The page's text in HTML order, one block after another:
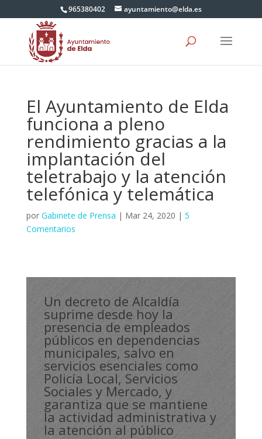
965380402 ayuntamiento@elda.es
El Ayuntamiento de Elda
funciona a pleno
rendimiento gracias a la
implantación del
teletrabajo y la atención
telefónica y telemática
por Gabinete de Prensa | Mar 24, 2020 | 5
Comentarios
Un decreto de Alcaldía
suprime desde hoy la
presencia de empleados
públicos en dependencias
municipales, salvo en
servicios esenciales como
Policía Local, Servicios
Sociales y Mercado, y
garantiza que se mantiene
la actividad administrativa y
la atención al público